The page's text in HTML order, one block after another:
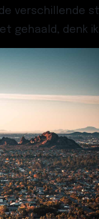
verschillende
gehaald, denk ik.